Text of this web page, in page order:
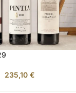
235,10 €